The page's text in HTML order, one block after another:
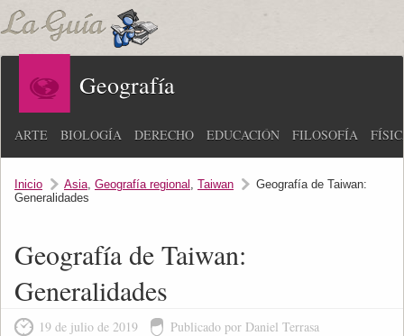
Geografía
ARTE BIOLOGÍA DERECHO EDUCACIÓN FILOSOFÍA
Inicio Asia, Geografía regional , Taiwan
Geografía de Taiwan:
Generalidades
Geografía de Taiwan:
Generalidades
19 de julio de 2019 Publicado por Daniel Terrasa